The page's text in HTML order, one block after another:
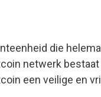
die
netwerk
een veilige en